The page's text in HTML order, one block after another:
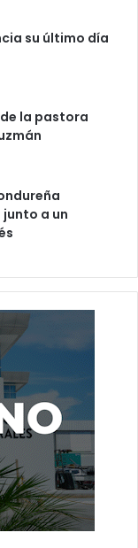
su último día
la pastora
a un